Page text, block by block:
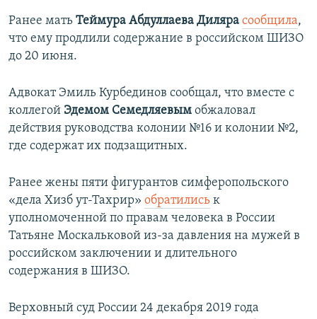
Ранее мать Теймура Абдуллаева Диляра сообщила,
что ему продлили содержание в российском ШИЗО
до 20 июня.
Адвокат Эмиль Курбединов сообщал, что вместе с
коллегой Эдемом Семедляевым обжаловал
действия руководства колонии №16 и колонии №2,
где содержат их подзащитных.
Ранее жены пяти фигурантов симферопольского
«дела Хизб ут-Тахрир» обратились к
уполномоченной по правам человека в России
Татьяне Москальковой из-за давления на мужей в
российском заключении и длительного
содержания в ШИЗО.
Верховный суд России 24 декабря 2019 года